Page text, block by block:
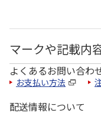
マークや記載内
よくあるお問い合わ
お支払い方法
配送情報について